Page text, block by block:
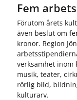
Fem
Förutom årets
även beslut om
kronor. Region
verksamhet inom
musik, teater,
rörlig bild,
kulturarv.